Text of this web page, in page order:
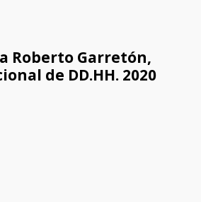
Roberto Garretón,
de DD.HH. 2020